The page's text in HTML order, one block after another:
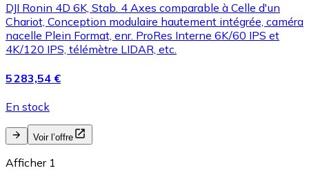
DJI Ronin 4D 6K, Stab. 4 Axes comparable à Celle d'un
Chariot, Conception modulaire hautement intégrée, caméra
nacelle Plein Format, enr. ProRes Interne 6K/60 IPS et
4K/120 IPS, télémètre LIDAR, etc.
5 283,54 €
En stock
Voir l’offre
Afficher 1